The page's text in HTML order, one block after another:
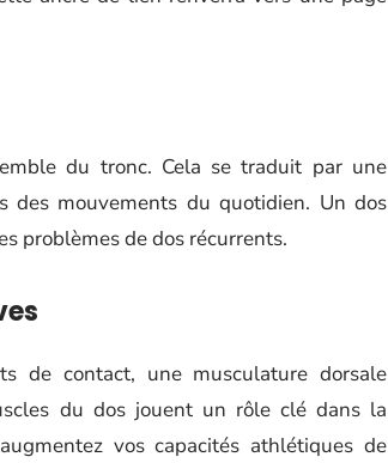
du tronc. Cela se traduit par une
des mouvements du quotidien. Un dos
problèmes de dos récurrents.
de contact, une musculature dorsale
du dos jouent un rôle clé dans la
vos capacités athlétiques de